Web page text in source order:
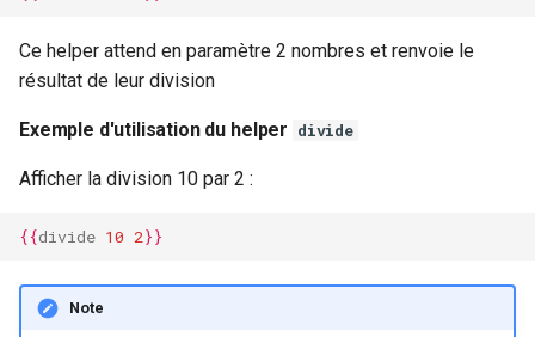
Ce helper attend en paramètre 2 nombres et renvoie le
résultat de leur division
Exemple d'utilisation du helper divide
Afficher la division 10 par 2 :
{{divide 10 2}}
Note